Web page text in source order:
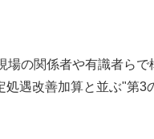
の関係者や有識者らで
遇改善加算と並ぶ"第3